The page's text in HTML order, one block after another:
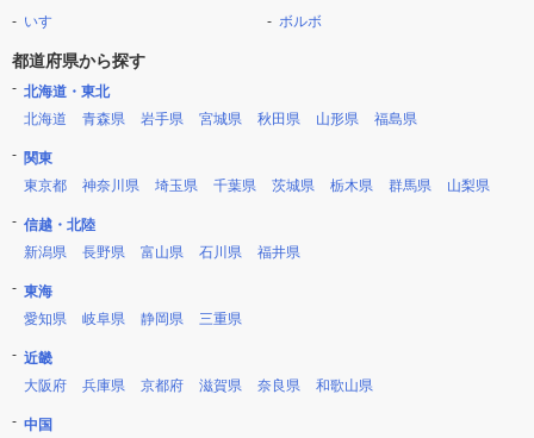
いすゞ
ボルボ
都道府県から探す
北海道・東北
北海道
青森県 岩手県 宮城県 秋田県 山形県 福島県
関東
東京都
神奈川県 埼玉県 千葉県 茨城県 栃木県 群馬県 山梨県
信越・北陸
新潟県
長野県 富山県 石川県 福井県
東海
愛知県
岐阜県 静岡県 三重県
近畿
大阪府
兵庫県 京都府 滋賀県 奈良県 和歌山県
中国